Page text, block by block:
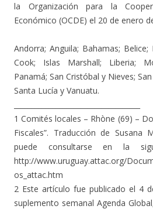
la Organización para la
Económico (OCDE) el 20 de enero
Andorra; Anguila; Bahamas; Belice;
Cook; Islas Marshall; Liberia;
Panamá; San Cristóbal y Nieves;
Santa Lucía y Vanuatu.
1 Comités locales – Rhòne (69) –
Fiscales”. Traducción de Susana
puede consultarse en la
http://www.uruguay.attac.org/
os_attac.htm
2 Este artículo fue publicado el 4
suplemento semanal Agenda